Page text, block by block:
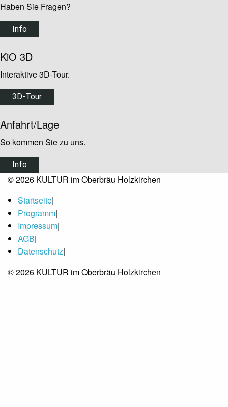
Haben Sie Fragen?
Info
KiO 3D
Interaktive 3D-Tour.
3D-Tour
Anfahrt/Lage
So kommen Sie zu uns.
Info
© 2026 KULTUR im Oberbräu Holzkirchen
Startseite|
Programm|
Impressum|
AGB|
Datenschutz|
© 2026 KULTUR im Oberbräu Holzkirchen